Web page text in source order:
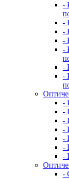
-
-
-
-
-
-
-
-
-
-
-
-
-
-
-